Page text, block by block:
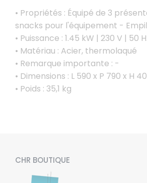
• Propriétés : Équipé de 3
snacks pour l'équipement -
• Puissance : 1.45 kW | 230 V | 50
• Matériau : Acier, thermolaqué
• Remarque importante : -
• Dimensions : L 590 x P 790 x H
• Poids : 35,1 kg
CHR BOUTIQUE